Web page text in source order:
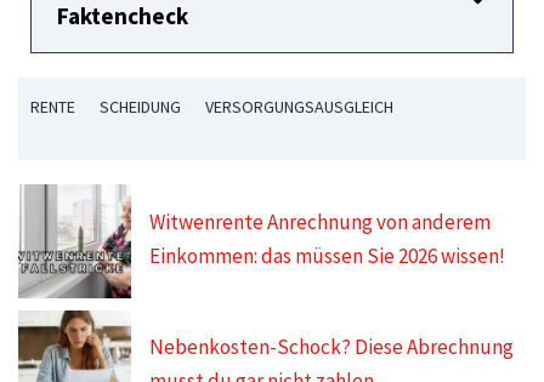
Faktencheck
RENTE SCHEIDUNG VERSORGUNGSAUSGLEICH
Witwenrente Anrechnung von anderem
Einkommen: das müssen Sie 2026 wissen!
Nebenkosten-Schock? Diese Abrechnung